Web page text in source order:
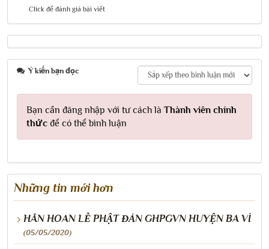
Click để đánh giá bài viết
Ý kiến bạn đọc
Bạn cần đăng nhập với tư cách là Thành viên chính
thức để có thể bình luận
Những tin mới hơn
HÂN HOAN LỄ PHẬT ĐẢN GHPGVN HUYỆN BA VÌ
(05/05/2020)